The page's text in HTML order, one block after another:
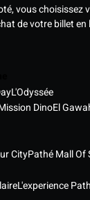
vous choisissez
de votre billet
L'Odyssée
Dino
CityPathé Mall Of
L'experience